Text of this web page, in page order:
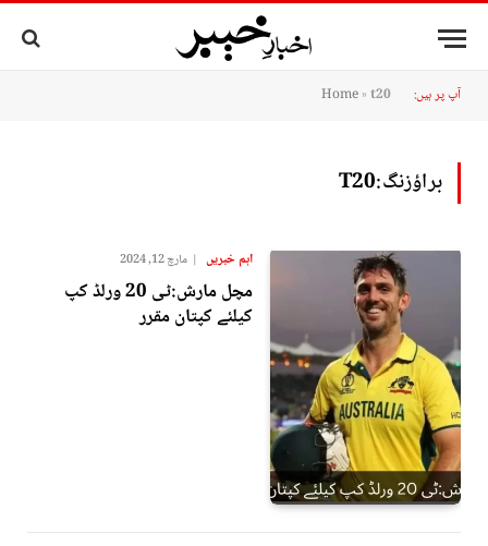
آپ پر ہیں: Home»t20
براؤزنگ:T20
اہم خبریں مارچ 12, 2024
مچل مارش:ٹی 20 ورلڈ کپ
کیلئے کپتان مقرر